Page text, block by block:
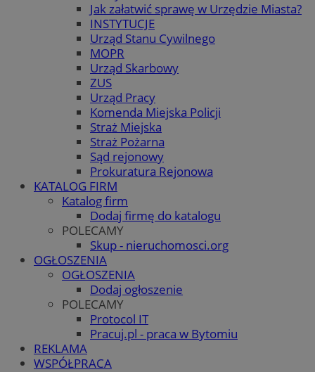
Jak załatwić sprawę w Urzędzie Miasta?
INSTYTUCJE
Urząd Stanu Cywilnego
MOPR
Urząd Skarbowy
ZUS
Urząd Pracy
Komenda Miejska Policji
Straż Miejska
Straż Pożarna
Sąd rejonowy
Prokuratura Rejonowa
KATALOG FIRM
Katalog firm
Dodaj firmę do katalogu
POLECAMY
Skup - nieruchomosci.org
OGŁOSZENIA
OGŁOSZENIA
Dodaj ogłoszenie
POLECAMY
Protocol IT
Pracuj.pl - praca w Bytomiu
REKLAMA
WSPÓŁPRACA